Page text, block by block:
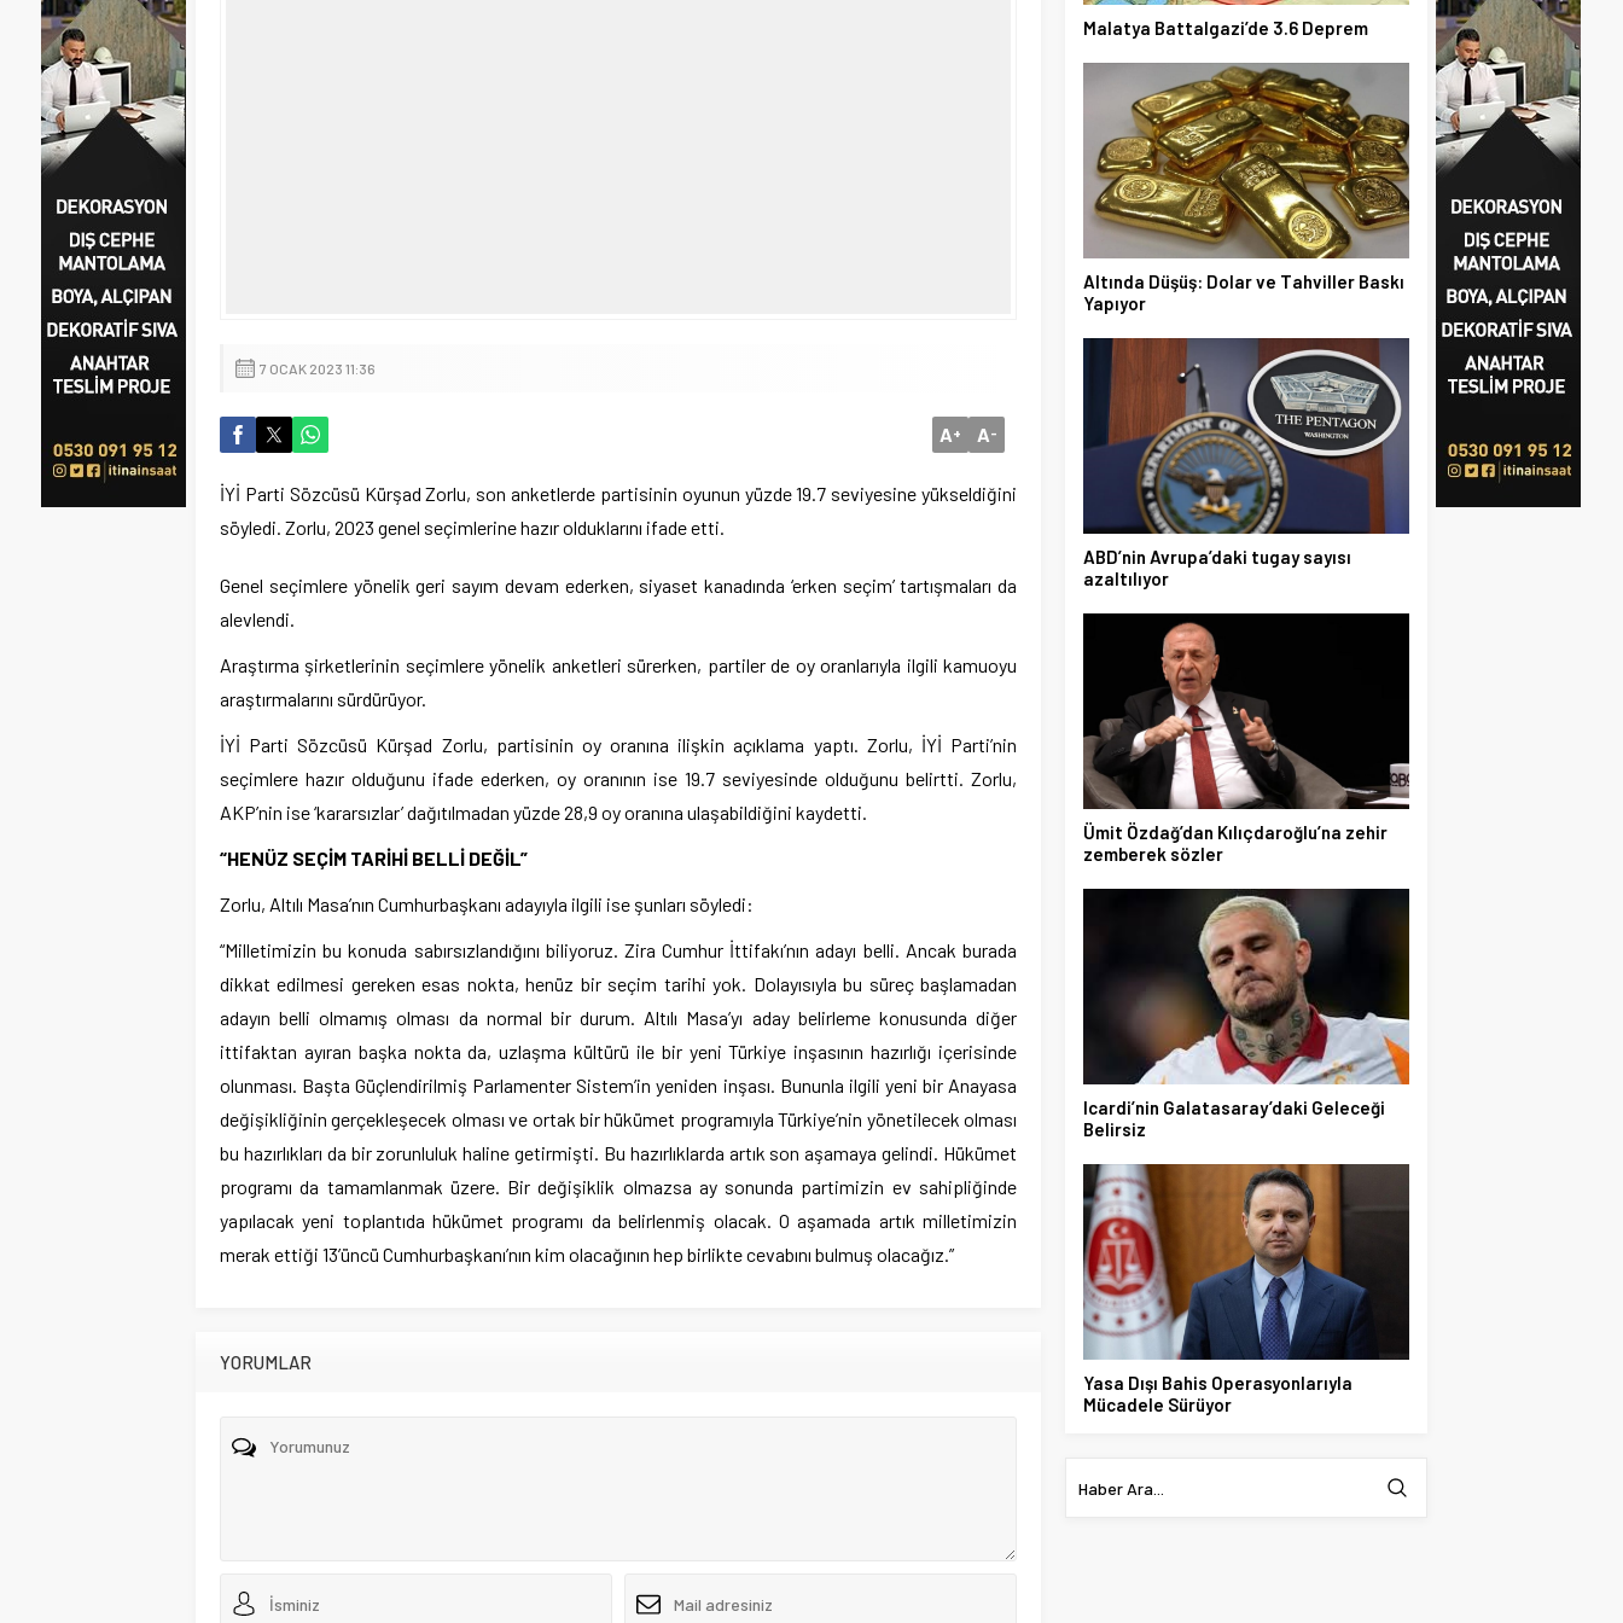
7 OCAK 2023 11:36
A+ A-
İYİ Parti Sözcüsü Kürşad Zorlu, son anketlerde partisinin oyunun yüzde 19.7 seviyesine yükseldiğini
söyledi. Zorlu, 2023 genel seçimlerine hazır olduklarını ifade etti.
Genel seçimlere yönelik geri sayım devam ederken, siyaset kanadında ‘erken seçim’ tartışmaları da
alevlendi.
Araştırma şirketlerinin seçimlere yönelik anketleri sürerken, partiler de oy oranlarıyla ilgili kamuoyu
araştırmalarını sürdürüyor.
İYİ Parti Sözcüsü Kürşad Zorlu, partisinin oy oranına ilişkin açıklama yaptı. Zorlu, İYİ Parti’nin
seçimlere hazır olduğunu ifade ederken, oy oranının ise 19.7 seviyesinde olduğunu belirtti. Zorlu,
AKP’nin ise ‘kararsızlar’ dağıtılmadan yüzde 28,9 oy oranına ulaşabildiğini kaydetti.
“HENÜZ SEÇİM TARİHİ BELLİ DEĞİL”
Zorlu, Altılı Masa’nın Cumhurbaşkanı adayıyla ilgili ise şunları söyledi:
“Milletimizin bu konuda sabırsızlandığını biliyoruz. Zira Cumhur İttifakı’nın adayı belli. Ancak burada
dikkat edilmesi gereken esas nokta, henüz bir seçim tarihi yok. Dolayısıyla bu süreç başlamadan
adayın belli olmamış olması da normal bir durum. Altılı Masa’yı aday belirleme konusunda diğer
ittifaktan ayıran başka nokta da, uzlaşma kültürü ile bir yeni Türkiye inşasının hazırlığı içerisinde
olunması. Başta Güçlendirilmiş Parlamenter Sistem’in yeniden inşası. Bununla ilgili yeni bir Anayasa
değişikliğinin gerçekleşecek olması ve ortak bir hükümet programıyla Türkiye’nin yönetilecek olması
bu hazırlıkları da bir zorunluluk haline getirmişti. Bu hazırlıklarda artık son aşamaya gelindi. Hükümet
programı da tamamlanmak üzere. Bir değişiklik olmazsa ay sonunda partimizin ev sahipliğinde
yapılacak yeni toplantıda hükümet programı da belirlenmiş olacak. O aşamada artık milletimizin
merak ettiği 13’üncü Cumhurbaşkanı’nın kim olacağının hep birlikte cevabını bulmuş olacağız.”
YORUMLAR
Malatya Battalgazi’de 3.6 Deprem
Altında Düşüş: Dolar ve Tahviller Baskı
Yapıyor
ABD’nin Avrupa’daki tugay sayısı
azaltılıyor
Ümit Özdağ’dan Kılıçdaroğlu’na zehir
zemberek sözler
Icardi’nin Galatasaray’daki Geleceği
Belirsiz
Yasa Dışı Bahis Operasyonlarıyla
Mücadele Sürüyor